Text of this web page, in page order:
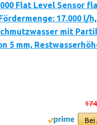
Flat Level Sensor
17.000 l/
mit
5 mm,
Bei